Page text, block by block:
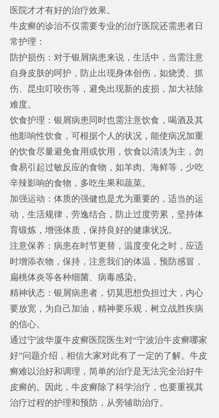
医院才才有好的治疗效果。
牛皮癣的诊治不仅需要专业的治疗医院还需患者日
常护理：
防护损伤：对于银屑病患来说，生活中，当需注意
自身皮肤的呵护，防止出现身体创伤，如烧烫、抓
伤、昆虫叮咬伤等，避免出现新的皮损，加大祛除
难度。
饮食护理：银屑病患同时也需注意饮食，喝酒及其
他影响性饮食，可根据个人的状况，能使病况加重
的饮食尽量避免食用或饮用，饮食以清淡为主，勿
食易引起过敏反应的食物，如羊肉、海鲜等，少吃
辛辣影响的食物，多吃生果和蔬菜。
加强运动：体质的强健也是尤为重要的，适当的运
动，生活规律，劳逸结合，防止过度劳累，坚持体
育锻炼，增强体质，保持良好的健康状况。
注意保养：病患在时节更替，温度变化之时，应适
时增添衣物，保持，注意我们的体温，预防感冒，
扁桃体炎等各种细菌、病毒感染。
精神状态：银屑病患者，切莫思想负担过大，内心
要放宽，为自己加油，精神要乐观，树立战胜疾病
的信心。
通过宁波华厦牛皮癣医院医生对“宁波治牛皮癣哪家
好”问题介绍，相信大家对此有了一定的了解。牛皮
癣难以治好和调理，简单的治疗是无法完全治好牛
皮癣的。因此，牛皮癣除了科学治疗，也要重视其
治疗过程的护理和预防，从旁辅助治疗。